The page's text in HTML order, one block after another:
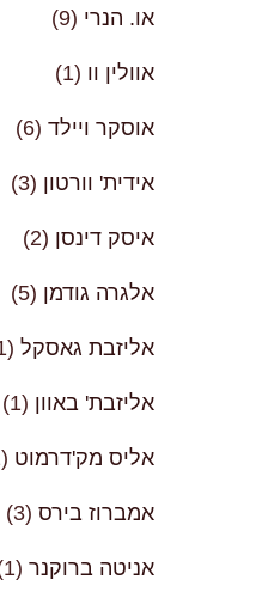
או. הנרי (9)
אוולין וו (1)
אוסקר ויילד (6)
אידית' וורטון (3)
איסק דינסן (2)
אלגרה גודמן (5)
אליזבת גאסקל (1)
אליזבת' באוון (1)
אליס מק'דרמוט (2)
אמברוז בירס (3)
אניטה ברוקנר (1)